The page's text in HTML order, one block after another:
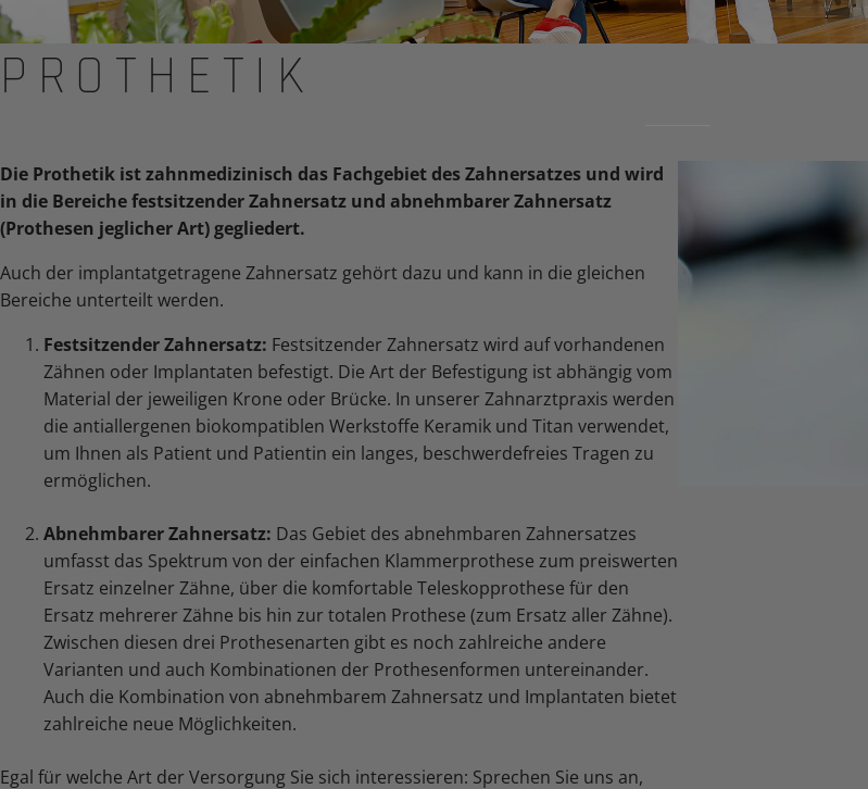
PROTHETIK
Die Prothetik ist zahnmedizinisch das Fachgebiet des Zahnersatzes und wird
in die Bereiche festsitzender Zahnersatz und abnehmbarer Zahnersatz
(Prothesen jeglicher Art) gegliedert.
Auch der implantatgetragene Zahnersatz gehört dazu und kann in die gleichen
Bereiche unterteilt werden.
Festsitzender Zahnersatz: Festsitzender Zahnersatz wird auf vorhandenen
Zähnen oder Implantaten befestigt. Die Art der Befestigung ist abhängig vom
Material der jeweiligen Krone oder Brücke. In unserer Zahnarztpraxis werden
die antiallergenen biokompatiblen Werkstoffe Keramik und Titan verwendet,
um Ihnen als Patient und Patientin ein langes, beschwerdefreies Tragen zu
ermöglichen.
Abnehmbarer Zahnersatz: Das Gebiet des abnehmbaren Zahnersatzes
umfasst das Spektrum von der einfachen Klammerprothese zum preiswerten
Ersatz einzelner Zähne, über die komfortable Teleskopprothese für den
Ersatz mehrerer Zähne bis hin zur totalen Prothese (zum Ersatz aller Zähne).
Zwischen diesen drei Prothesenarten gibt es noch zahlreiche andere
Varianten und auch Kombinationen der Prothesenformen untereinander.
Auch die Kombination von abnehmbarem Zahnersatz und Implantaten bietet
zahlreiche neue Möglichkeiten.
Egal für welche Art der Versorgung Sie sich interessieren: Sprechen Sie uns an,